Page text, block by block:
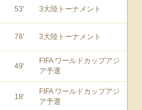
53' 3大陸トーナメント
78' 3大陸トーナメント
49'
FIFA ワールドカップアジ
ア予選
18'
FIFA ワールドカップアジ
ア予選